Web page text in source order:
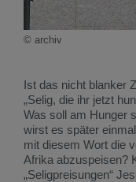
© archiv
Ist das nicht blanker
„Selig, die ihr jetzt
Was soll am Hunger
wirst es später
mit diesem Wort die
Afrika abzuspeisen?
„Seligpreisungen“